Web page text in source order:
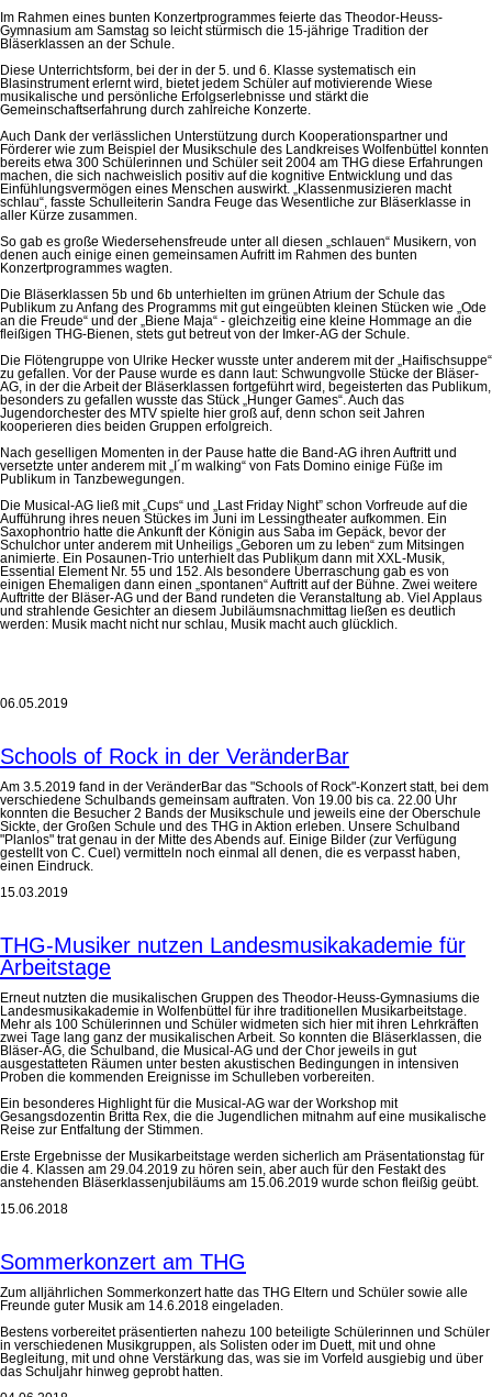
Im Rahmen eines bunten Konzertprogrammes feierte das Theodor-Heuss-
Gymnasium am Samstag so leicht stürmisch die 15-jährige Tradition der
Bläserklassen an der Schule.
Diese Unterrichtsform, bei der in der 5. und 6. Klasse systematisch ein
Blasinstrument erlernt wird, bietet jedem Schüler auf motivierende Wiese
musikalische und persönliche Erfolgserlebnisse und stärkt die
Gemeinschaftserfahrung durch zahlreiche Konzerte.
Auch Dank der verlässlichen Unterstützung durch Kooperationspartner und
Förderer wie zum Beispiel der Musikschule des Landkreises Wolfenbüttel konnten
bereits etwa 300 Schülerinnen und Schüler seit 2004 am THG diese Erfahrungen
machen, die sich nachweislich positiv auf die kognitive Entwicklung und das
Einfühlungsvermögen eines Menschen auswirkt. „Klassenmusizieren macht
schlau“, fasste Schulleiterin Sandra Feuge das Wesentliche zur Bläserklasse in
aller Kürze zusammen.
So gab es große Wiedersehensfreude unter all diesen „schlauen“ Musikern, von
denen auch einige einen gemeinsamen Aufritt im Rahmen des bunten
Konzertprogrammes wagten.
Die Bläserklassen 5b und 6b unterhielten im grünen Atrium der Schule das
Publikum zu Anfang des Programms mit gut eingeübten kleinen Stücken wie „Ode
an die Freude“ und der „Biene Maja“ - gleichzeitig eine kleine Hommage an die
fleißigen THG-Bienen, stets gut betreut von der Imker-AG der Schule.
Die Flötengruppe von Ulrike Hecker wusste unter anderem mit der „Haifischsuppe“
zu gefallen. Vor der Pause wurde es dann laut: Schwungvolle Stücke der Bläser-
AG, in der die Arbeit der Bläserklassen fortgeführt wird, begeisterten das Publikum,
besonders zu gefallen wusste das Stück „Hunger Games“. Auch das
Jugendorchester des MTV spielte hier groß auf, denn schon seit Jahren
kooperieren dies beiden Gruppen erfolgreich.
Nach geselligen Momenten in der Pause hatte die Band-AG ihren Auftritt und
versetzte unter anderem mit „I´m walking“ von Fats Domino einige Füße im
Publikum in Tanzbewegungen.
Die Musical-AG ließ mit „Cups“ und „Last Friday Night” schon Vorfreude auf die
Aufführung ihres neuen Stückes im Juni im Lessingtheater aufkommen. Ein
Saxophontrio hatte die Ankunft der Königin aus Saba im Gepäck, bevor der
Schulchor unter anderem mit Unheiligs „Geboren um zu leben“ zum Mitsingen
animierte. Ein Posaunen-Trio unterhielt das Publikum dann mit XXL-Musik,
Essential Element Nr. 55 und 152. Als besondere Überraschung gab es von
einigen Ehemaligen dann einen „spontanen“ Auftritt auf der Bühne. Zwei weitere
Auftritte der Bläser-AG und der Band rundeten die Veranstaltung ab. Viel Applaus
und strahlende Gesichter an diesem Jubiläumsnachmittag ließen es deutlich
werden: Musik macht nicht nur schlau, Musik macht auch glücklich.
06.05.2019
Schools of Rock in der VeränderBar
Am 3.5.2019 fand in der VeränderBar das "Schools of Rock"-Konzert statt, bei dem
verschiedene Schulbands gemeinsam auftraten. Von 19.00 bis ca. 22.00 Uhr
konnten die Besucher 2 Bands der Musikschule und jeweils eine der Oberschule
Sickte, der Großen Schule und des THG in Aktion erleben. Unsere Schulband
"Planlos" trat genau in der Mitte des Abends auf. Einige Bilder (zur Verfügung
gestellt von C. Cuel) vermitteln noch einmal all denen, die es verpasst haben,
einen Eindruck.
15.03.2019
THG-Musiker nutzen Landesmusikakademie für
Arbeitstage
Erneut nutzten die musikalischen Gruppen des Theodor-Heuss-Gymnasiums die
Landesmusikakademie in Wolfenbüttel für ihre traditionellen Musikarbeitstage.
Mehr als 100 Schülerinnen und Schüler widmeten sich hier mit ihren Lehrkräften
zwei Tage lang ganz der musikalischen Arbeit. So konnten die Bläserklassen, die
Bläser-AG, die Schulband, die Musical-AG und der Chor jeweils in gut
ausgestatteten Räumen unter besten akustischen Bedingungen in intensiven
Proben die kommenden Ereignisse im Schulleben vorbereiten.
Ein besonderes Highlight für die Musical-AG war der Workshop mit
Gesangsdozentin Britta Rex, die die Jugendlichen mitnahm auf eine musikalische
Reise zur Entfaltung der Stimmen.
Erste Ergebnisse der Musikarbeitstage werden sicherlich am Präsentationstag für
die 4. Klassen am 29.04.2019 zu hören sein, aber auch für den Festakt des
anstehenden Bläserklassenjubiläums am 15.06.2019 wurde schon fleißig geübt.
15.06.2018
Sommerkonzert am THG
Zum alljährlichen Sommerkonzert hatte das THG Eltern und Schüler sowie alle
Freunde guter Musik am 14.6.2018 eingeladen.
Bestens vorbereitet präsentierten nahezu 100 beteiligte Schülerinnen und Schüler
in verschiedenen Musikgruppen, als Solisten oder im Duett, mit und ohne
Begleitung, mit und ohne Verstärkung das, was sie im Vorfeld ausgiebig und über
das Schuljahr hinweg geprobt hatten.